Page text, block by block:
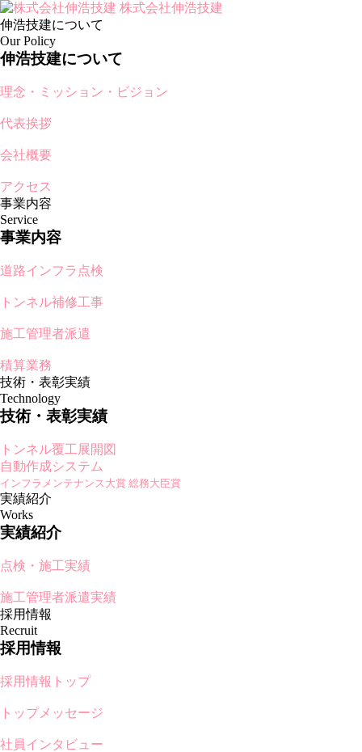
株式会社伸浩技建
伸浩技建について
Our Policy
伸浩技建について
理念・ミッション・ビジョン
代表挨拶
会社概要
アクセス
事業内容
Service
事業内容
道路インフラ点検
トンネル補修工事
施工管理者派遣
積算業務
技術・表彰実績
Technology
技術・表彰実績
トンネル覆工展開図
自動作成システム
インフラメンテナンス大賞 総務大臣賞
実績紹介
Works
実績紹介
点検・施工実績
施工管理者派遣実績
採用情報
Recruit
採用情報
採用情報トップ
トップメッセージ
社員インタビュー